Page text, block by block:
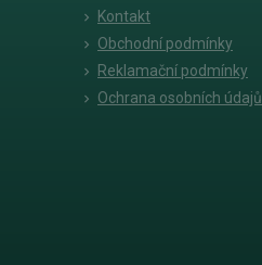
Kontakt
Obchodní podmínky
Reklamační podmínky
Ochrana osobních údajů